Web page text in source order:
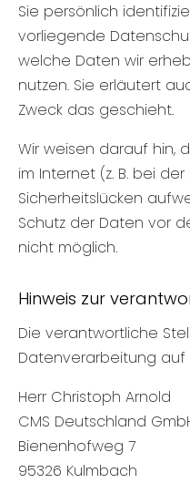
Sie persönlich
vorliegende
welche Daten wir
nutzen. Sie erläutert
Zweck das geschieht.
Wir weisen darauf hin,
im Internet (z. B. bei
Sicherheitslücken
Schutz der Daten vor
nicht möglich.
Hinweis zur
Die verantwortliche
Datenverarbeitung auf
Herr Christoph Arnold
CMS Deutschland
Bienenhofweg 7
95326 Kulmbach